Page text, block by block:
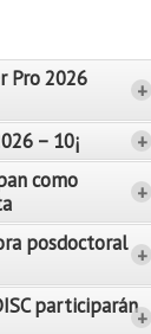
Pro 2026
+
– 10¡ +
como
+
posdoctoral +
participarán+